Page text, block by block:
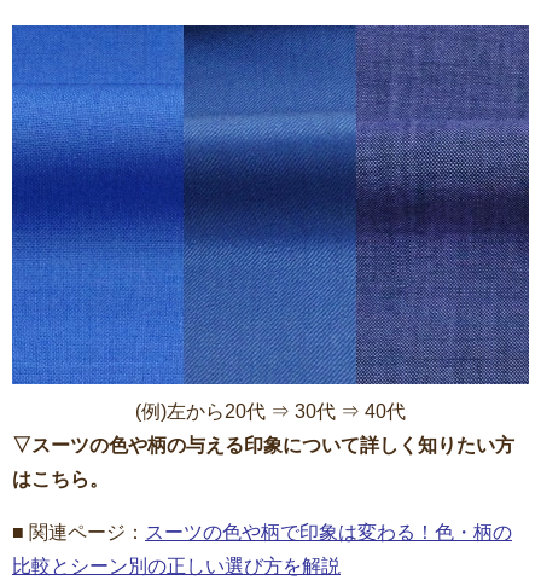
(例)左から20代 ⇒ 30代 ⇒ 40代
▽スーツの色や柄の与える印象について詳しく知りたい方
はこちら。
■ 関連ページ： スーツの色や柄で印象は変わる！色・柄の
比較とシーン別の正しい選び方を解説